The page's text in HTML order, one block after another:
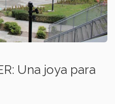
Una joya para